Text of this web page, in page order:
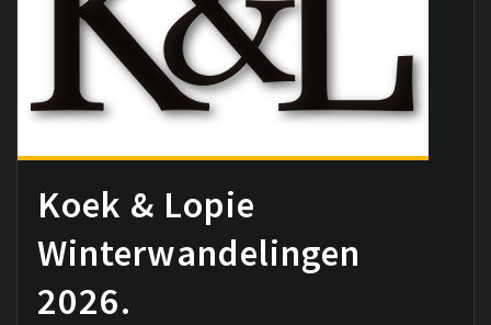
Koek & Lopie
Winterwandelingen
2026.